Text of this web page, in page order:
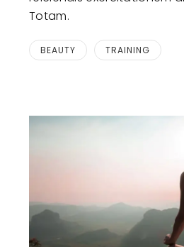
Totam.
BEAUTY TRAINING